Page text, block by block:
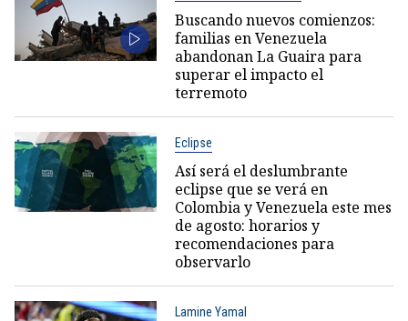
Buscando nuevos comienzos:
familias en Venezuela
abandonan La Guaira para
superar el impacto el
terremoto
Eclipse
Así será el deslumbrante
eclipse que se verá en
Colombia y Venezuela este mes
de agosto: horarios y
recomendaciones para
observarlo
Lamine Yamal